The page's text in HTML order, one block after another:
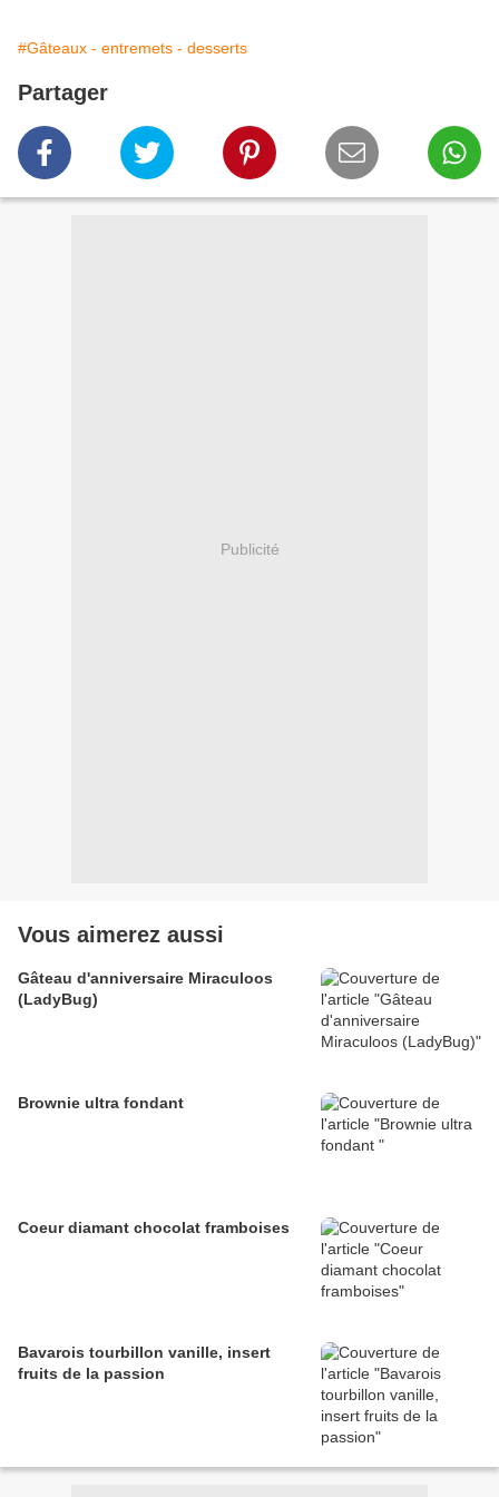
#Gâteaux - entremets - desserts
Partager
Publicité
Vous aimerez aussi
Gâteau d'anniversaire Miraculoos
(LadyBug)
Brownie ultra fondant
Coeur diamant chocolat framboises
Bavarois tourbillon vanille, insert
fruits de la passion